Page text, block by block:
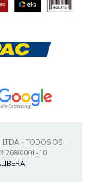
- TODOS OS
0001-10
.